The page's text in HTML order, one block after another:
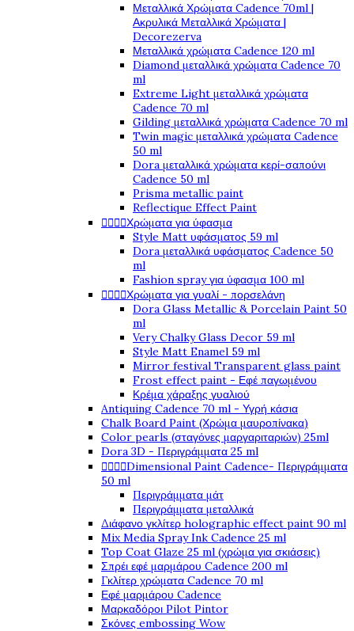
Μεταλλικά Χρώματα Cadence 70ml |
Ακρυλικά Μεταλλικά Χρώματα |
Decorezerva
Μεταλλικά χρώματα Cadence 120 ml
Diamond μεταλλικά χρώματα Cadence 70
ml
Extreme Light μεταλλικά χρώματα
Cadence 70 ml
Gilding μεταλλικά χρώματα Cadence 70 ml
Twin magic μεταλλικά χρώματα Cadence
50 ml
Dora μεταλλικά χρώματα κερί-σαπούνι
Cadence 50 ml
Prisma metallic paint
Reflectique Effect Paint
Χρώματα για ύφασμα
Style Matt υφάσματος 59 ml
Dora μεταλλικά υφάσματος Cadence 50
ml
Fashion spray για ύφασμα 100 ml
Χρώματα για γυαλί - πορσελάνη
Dora Glass Metallic & Porcelain Paint 50
ml
Very Chalky Glass Decor 59 ml
Style Matt Enamel 59 ml
Mirror festival Transparent glass paint
Frost effect paint - Εφέ παγωμένου
Κρέμα χάραξης γυαλιού
Antiquing Cadence 70 ml - Υγρή κάσια
Chalk Board Paint (Χρώμα μαυροπίνακα)
Color pearls (σταγόνες μαργαριταριών) 25ml
Dora 3D - Περιγράμματα 25 ml
Dimensional Paint Cadence- Περιγράμματα
50 ml
Περιγράμματα μάτ
Περιγράμματα μεταλλικά
Διάφανο γκλίτερ holographic effect paint 90 ml
Mix Media Spray Ink Cadence 25 ml
Top Coat Glaze 25 ml (χρώμα για σκιάσεις)
Σπρέι εφέ μαρμάρου Cadence 200 ml
Γκλίτερ χρώματα Cadence 70 ml
Εφέ μαρμάρου Cadence
Μαρκαδόροι Pilot Pintor
Σκόνες embossing Wow